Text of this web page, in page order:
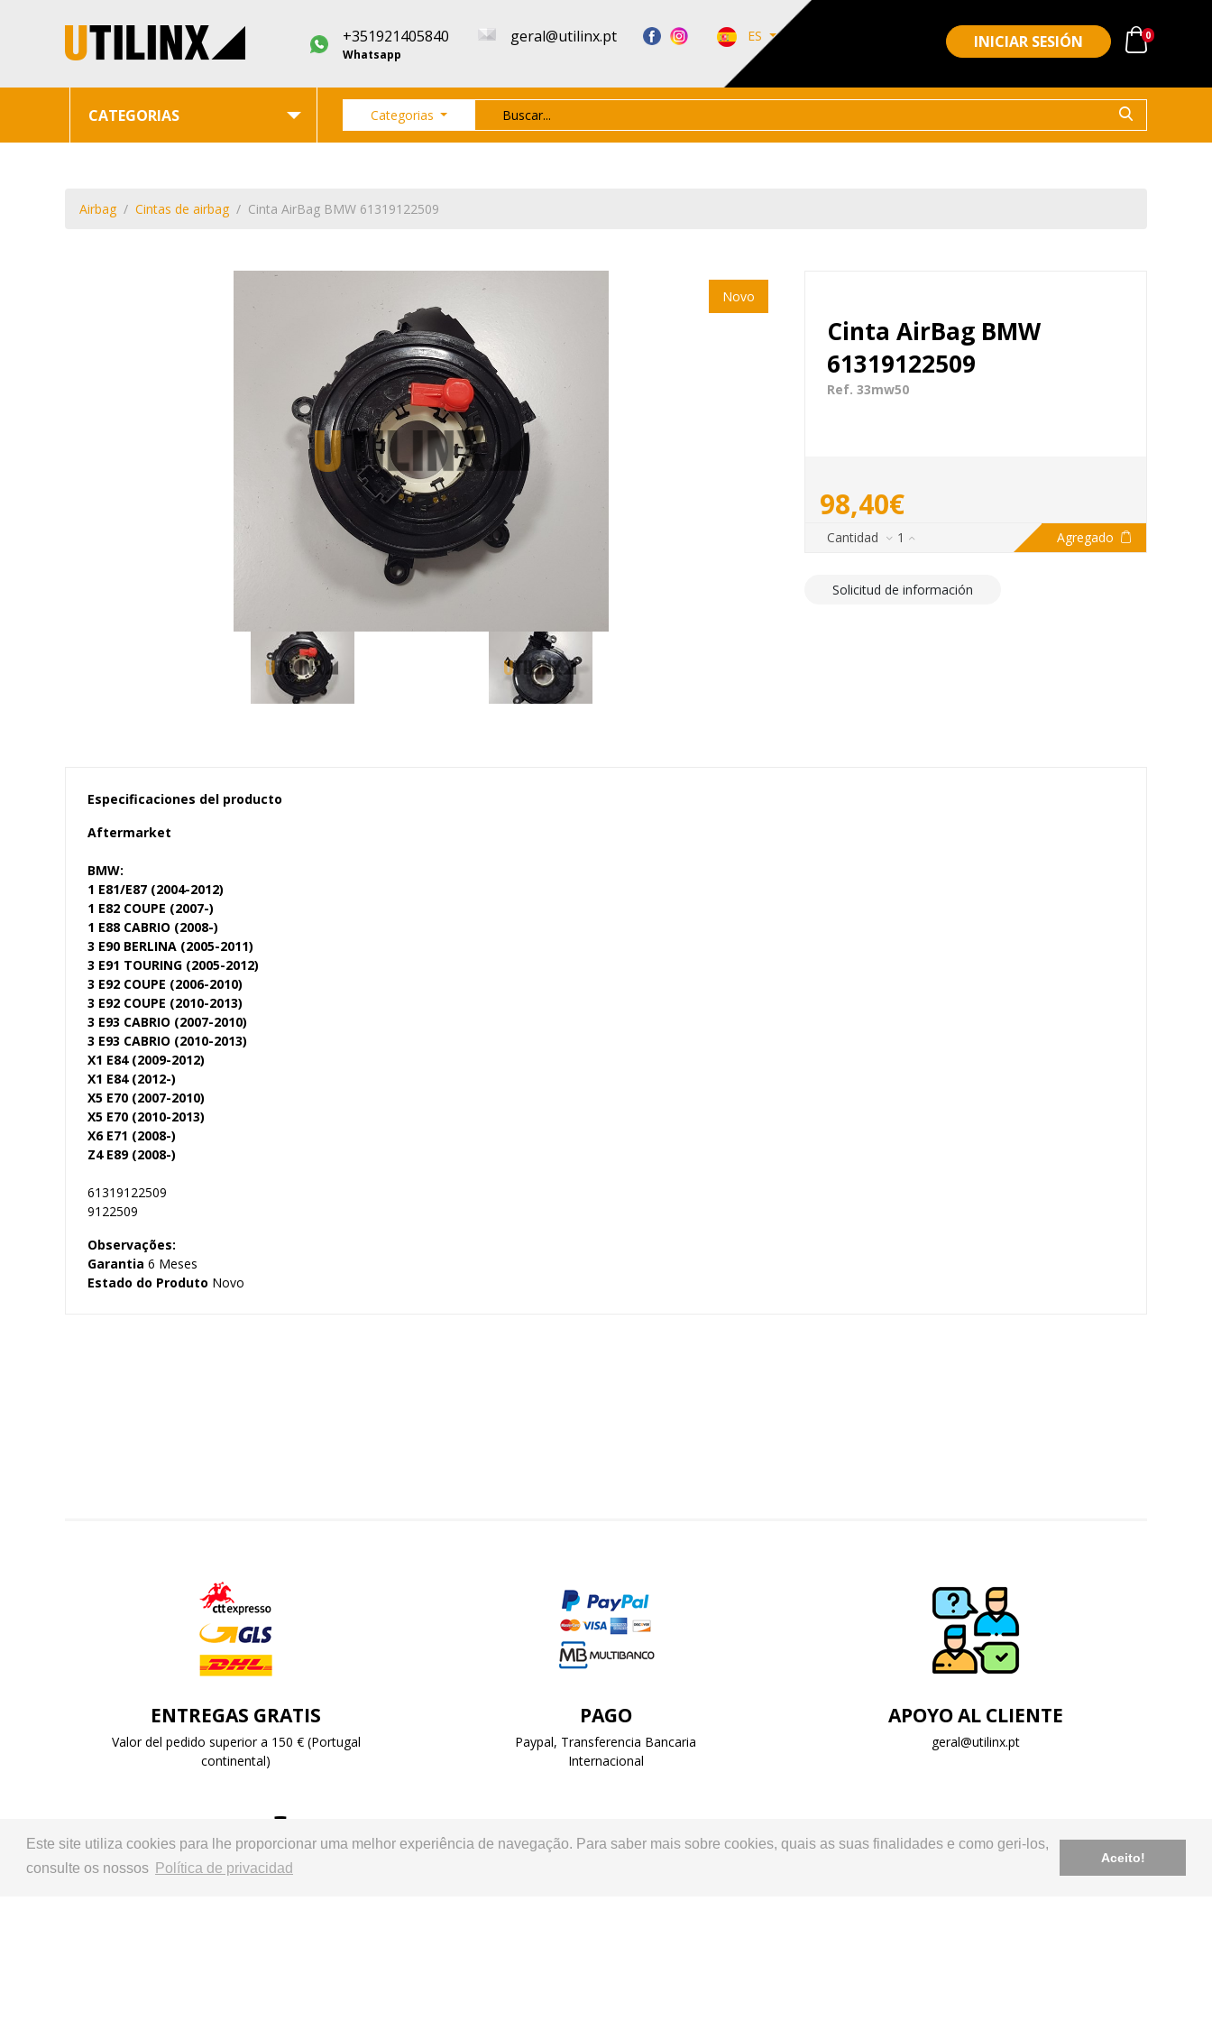
Este site utiliza cookies para lhe proporcionar uma melhor experiência de navegação. Para saber mais sobre cookies, quais as suas finalidades e como geri-los,
consulte os nossos Política de privacidad
Aceito!
+351921405840
Whatsapp
geral@utilinx.pt ES INICIAR SESIÓN 0
CATEGORIAS Categorias
Airbag Cintas de airbag Cinta AirBag BMW 61319122509
Novo
Cinta AirBag BMW
61319122509
Ref. 33mw50
98,40€
Cantidad 1 Agregado
Solicitud de información
Especificaciones del producto
Aftermarket
BMW:
1 E81/E87 (2004-2012)
1 E82 COUPE (2007-)
1 E88 CABRIO (2008-)
3 E90 BERLINA (2005-2011)
3 E91 TOURING (2005-2012)
3 E92 COUPE (2006-2010)
3 E92 COUPE (2010-2013)
3 E93 CABRIO (2007-2010)
3 E93 CABRIO (2010-2013)
X1 E84 (2009-2012)
X1 E84 (2012-)
X5 E70 (2007-2010)
X5 E70 (2010-2013)
X6 E71 (2008-)
Z4 E89 (2008-)
61319122509
9122509
Observações:
Garantia 6 Meses
Estado do Produto Novo
ENTREGAS GRATIS
Valor del pedido superior a 150 € (Portugal
continental)
PAGO
Paypal, Transferencia Bancaria
Internacional
APOYO AL CLIENTE
geral@utilinx.pt
Representante oficial: